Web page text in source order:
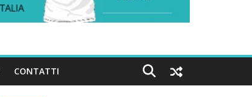
CONTATTI